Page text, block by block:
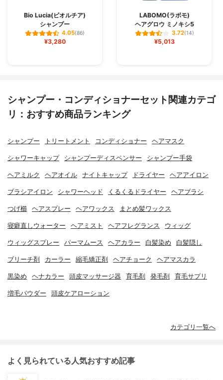
Bio Lucia(ビオルチア)
シャンプー
4.05(86)
¥3,280
LABOMO(ラボモ)
ヘアグロウ ミノキシ5
3.72(14)
¥5,013
シャンプー・コンディショナーセット関連カテゴ
リ：おすすめ商品ランキング
シャンプー トリートメント コンディショナー ヘアマスク
シャワーキャップ シャンプーディスペンサー シャンプー手袋
ヘアミルク ヘアオイル ナイトキャップ ドライヤー ヘアアイロン
ブラシアイロン シャワーヘッド くるくるドライヤー ヘアブラシ
つげ櫛 ヘアスプレー ヘアワックス まとめ髪ワックス
寝癖直しウォーター ヘアミスト ヘアフレグランス ウィッグ
ウィッグスプレー パーマムース ヘアカラー 白髪染め 白髪隠し
ブリーチ剤 カーラー 縮毛矯正剤 ヘアチョーク ヘアマスカラ
黒染め ヘナカラー 頭皮マッサージ器 育毛剤 発毛剤 育毛サプリ
増毛パウダー 頭皮ケアローション
カテゴリ一覧へ
よく見られている人気おすすめ記事